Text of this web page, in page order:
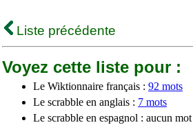
Liste précédente
Voyez cette liste pour :
Le Wiktionnaire français : 92 mots
Le scrabble en anglais : 7 mots
Le scrabble en espagnol : aucun mot